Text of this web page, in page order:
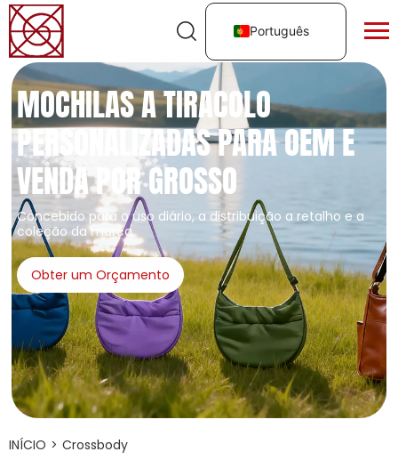
Português
MOCHILAS A TIRACOLO
PERSONALIZADAS PARA OEM E
VENDA POR GROSSO
Concebido para o uso diário, a distribuição a retalho e a
coleção da marca
Obter um Orçamento
INÍCIO > Crossbody